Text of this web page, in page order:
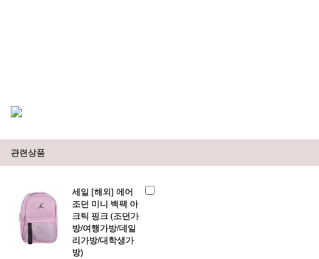
관련상품
세일 [해외] 에어
조던 미니 백팩 아
크틱 핑크 (조던가
방/여행가방/데일
리가방/대학생가
방)